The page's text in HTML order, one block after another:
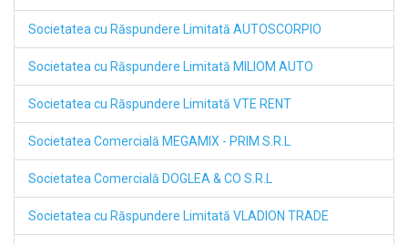
Societatea cu Răspundere Limitată AUTOSCORPIO
Societatea cu Răspundere Limitată MILIOM AUTO
Societatea cu Răspundere Limitată VTE RENT
Societatea Comercială MEGAMIX - PRIM S.R.L
Societatea Comercială DOGLEA & CO S.R.L
Societatea cu Răspundere Limitată VLADION TRADE